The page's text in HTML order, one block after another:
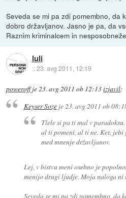
Seveda se mi pa zdi pomembno, da
dobro državljanov. Jasno je pa, da
Raznim kriminalcem in
luli
::23. avg 2011, 12:19
poweroffje23. avg 2011 ob 12:13izjavil:
Keyser Sozeje 23. avg 2011 ob
Tlele si pa ti mal v
al ti pomeni, al ti ne. Ker,
med mnenje državljanov.
Lej, v bistvu meni osebno je
menijo drugi ljudje. Moja naloga ni
Seveda se mi pa zdi pomembno, da